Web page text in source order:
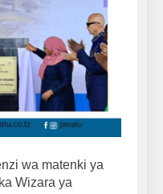
wa matenki ya
Wizara ya